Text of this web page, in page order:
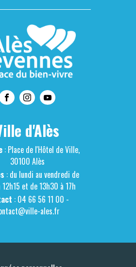
d'Alès
: Place de l'Hôtel de Ville,
30100 Alès
: du lundi au vendredi de
et de 13h30 à 17h
: 04 66 56 11 00 -
ales.fr